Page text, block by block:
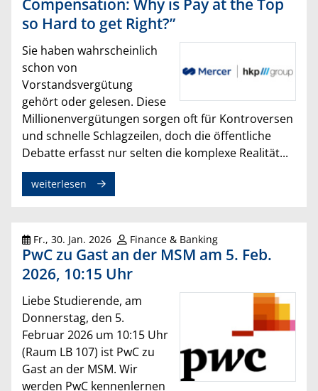
Compensation: Why is Pay at the Top
so Hard to get Right?”
Sie haben wahrscheinlich
schon von
Vorstandsvergütung
gehört oder gelesen. Diese
Millionenvergütungen sorgen oft für Kontroversen
und schnelle Schlagzeilen, doch die öffentliche
Debatte erfasst nur selten die komplexe Realität...
weiterlesen
Fr., 30. Jan. 2026 Finance & Banking
PwC zu Gast an der MSM am 5. Feb.
2026, 10:15 Uhr
Liebe Studierende, am
Donnerstag, den 5.
Februar 2026 um 10:15 Uhr
(Raum LB 107) ist PwC zu
Gast an der MSM. Wir
werden PwC kennenlernen